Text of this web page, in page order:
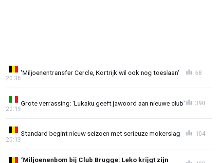
'Miljoenentransfer Cercle, Kortrijk wil ook nog toeslaan'
20:36
68
Grote verrassing: 'Lukaku geeft jawoord aan nieuwe club'
20:19
390
Standard begint nieuw seizoen met serieuze mokerslag
20:13
104
‘Miljoenenbom bij Club Brugge: Leko krijgt zijn